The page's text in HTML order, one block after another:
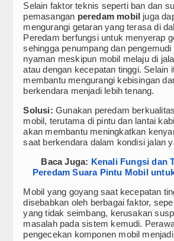
Selain faktor teknis seperti ban dan
pemasangan peredam mobil
juga
mengurangi getaran yang terasa di
Peredam berfungsi untuk menyerap
sehingga penumpang dan
nyaman meskipun mobil melaju di
atau dengan kecepatan tinggi. Selain
membantu mengurangi kebisingan
berkendara menjadi lebih tenang.
Solusi: Gunakan peredam
mobil, terutama di pintu dan lantai
akan membantu meningkatkan
saat berkendara dalam kondisi jalan
Baca Juga: Kenali Fungsi dan
Peredam Suara Pintu Mobil
Mobil yang goyang saat kecepatan
disebabkan oleh berbagai faktor,
yang tidak seimbang, kerusakan
masalah pada sistem kemudi.
pengecekan komponen mobil